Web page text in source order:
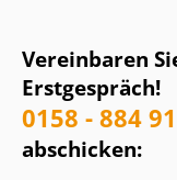
Vereinbaren
Erstgespräch!
0158 - 884
abschicken: